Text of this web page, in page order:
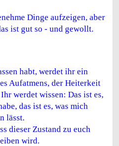
Dinge aufzeigen, aber
ist gut so - und gewollt.
habt, werdet ihr ein
Aufatmens, der Heiterkeit
werdet wissen: Das ist es,
das ist es, was mich
lässt.
dieser Zustand zu euch
wird.